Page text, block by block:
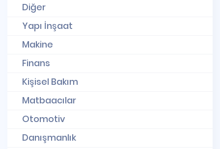
Diğer
Yapı İnşaat
Makine
Finans
Kişisel Bakım
Matbaacılar
Otomotiv
Danışmanlık